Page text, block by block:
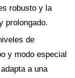
robusto y la
prolongado.
de
y modo especial
a una